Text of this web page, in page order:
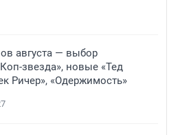
августа — выбор
звезда», новые «Тед
Ричер», «Одержимость»